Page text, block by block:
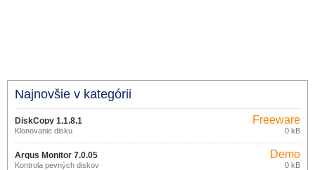
Najnovšie v kategórii
DiskCopy 1.1.8.1
Klonovanie disku
Freeware
0 kB
Argus Monitor 7.0.05
Kontrola pevných diskov
Demo
0 kB